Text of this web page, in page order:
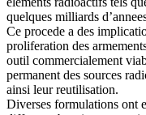
quelques milliards
Ce procede a des
proliferation des
outil commercialement
permanent des sources
ainsi leur reutilisation.
Diverses formulations ont